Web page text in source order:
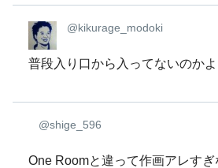
@kikurage_modoki
普段入り口から入ってないのか
@shige_596
One Roomと違って作画アレすぎ